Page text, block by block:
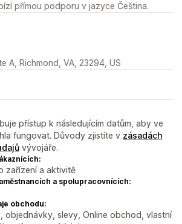
přímou podporu v jazyce Čeština.
A, Richmond, VA, 23294, US
přístup k následujícím datům, aby ve
fungovat. Důvody zjistíte v zásadách
vývojáře.
zařízení a aktivitě
a spolupracovnících:
obchodu:
objednávky, slevy, Online obchod, vlastní